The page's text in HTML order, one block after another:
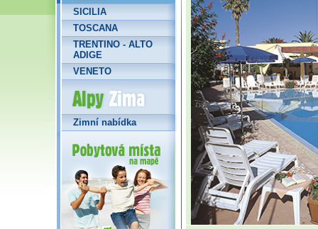
SICILIA
TOSCANA
TRENTINO - ALTO
ADIGE
VENETO
Alpy Zima
Zimní nabídka